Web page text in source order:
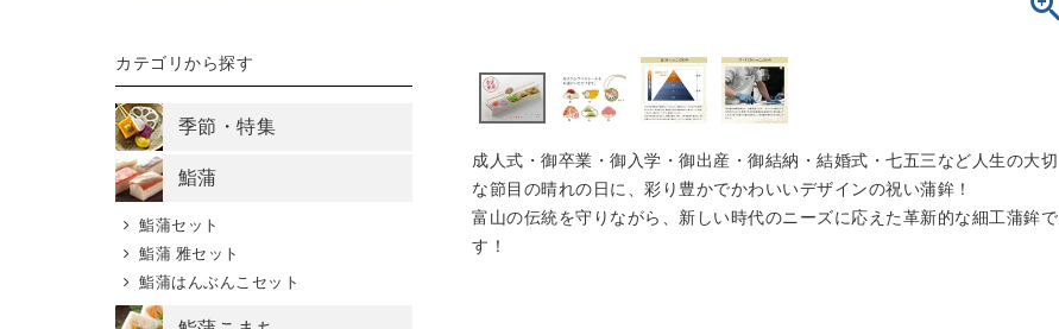
カテゴリから探す
季節・特集
鮨蒲
鮨蒲セット
鮨蒲 雅セット
鮨蒲はんぶんこセット
成人式・御卒業・御入学・御出産・御結納・結婚式・七五三など人生の大切
な節目の晴れの日に、彩り豊かでかわいいデザインの祝い蒲鉾！
富山の伝統を守りながら、新しい時代のニーズに応えた革新的な細工蒲鉾で
す！